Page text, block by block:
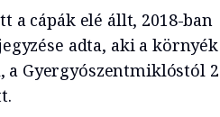
a cápák elé állt, 2018-ban
adta, aki a környék
Gyergyószentmiklóstól